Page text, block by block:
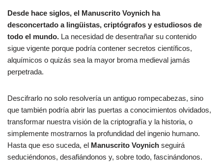
Desde hace siglos, el Manuscrito Voynich ha
desconcertado a lingüistas, criptógrafos y estudiosos de
todo el mundo. La necesidad de desentrañar su contenido
sigue vigente porque podría contener secretos científicos,
alquímicos o quizás sea la mayor broma medieval jamás
perpetrada.
Descifrarlo no solo resolvería un antiguo rompecabezas, sino
que también podría abrir las puertas a conocimientos olvidados,
transformar nuestra visión de la criptografía y la historia, o
simplemente mostrarnos la profundidad del ingenio humano.
Hasta que eso suceda, el Manuscrito Voynich seguirá
seduciéndonos, desafiándonos y, sobre todo, fascinándonos.